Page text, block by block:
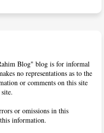
Blog" blog is for informal
no representations as to the
or comments on this site
or omissions in this
information.